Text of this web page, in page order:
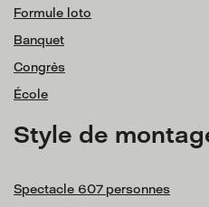
Formule loto
Banquet
Congrès
École
Style de
Spectacle 607 personnes